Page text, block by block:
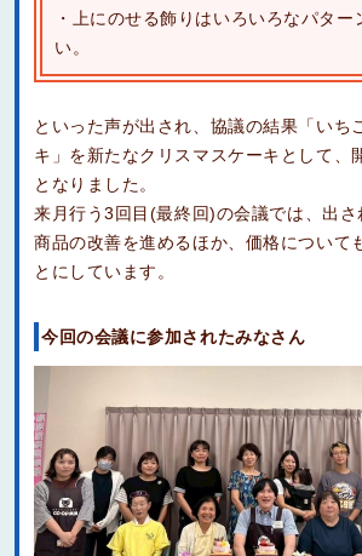
・上にのせる飾りはいろいろなパター
い。
といった声が出され、協議の結果「いち
キ」を新たなクリスマスケーキとして、
となりました。
来月行う3回目(最終回)の会議では、出さ
商品の改善を進めるほか、価格について
とにしています。
今回の会議に参加されたみなさん